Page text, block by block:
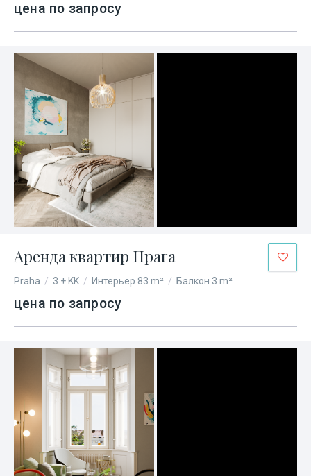
цена по запросу
Аренда квартир Прага
Praha / 3 + KK / Интерьер 83 m² / Балкон 3 m²
цена по запросу